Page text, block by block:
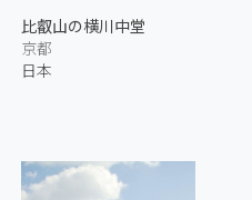
比叡山の横川中堂
京都
日本